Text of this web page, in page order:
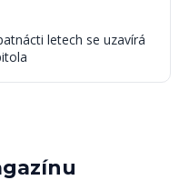
letech se uzavírá